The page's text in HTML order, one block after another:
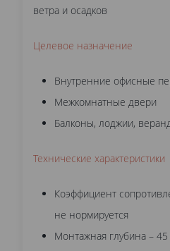
ветра и осадков
Целевое назначение
Внутренние офисные
Межкомнатные двери
Балконы, лоджии,
Технические характеристики
Коэффициент
не нормируется
Монтажная глубина –